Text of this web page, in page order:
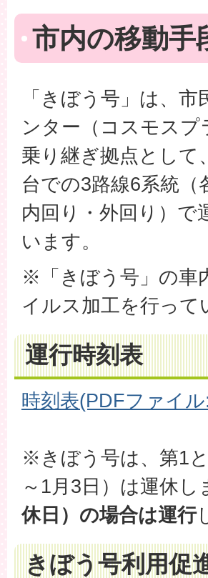
市内の移動手
「きぼう号」は、市
ンター（コスモスプ
乗り継ぎ拠点として
台での3路線6系統（
内回り・外回り）で
います。
※「きぼう号」の車
イルス加工を行って
運行時刻表
時刻表(PDFファイ
※きぼう号は、第1
～1月3日）は運休
休日）の場合は運行
きぼう号利用促